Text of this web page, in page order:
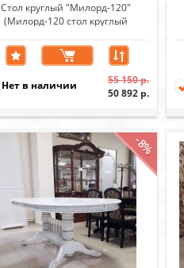
Стол круглый "Милорд-120"
(Милорд-120 стол круглый
патина золото)
Нет в наличии
55 150 р.
50 892 р.
-8%